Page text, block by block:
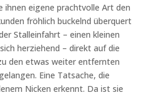
ihnen eigene prachtvolle Art den
fröhlich buckelnd überquert
Stalleinfahrt – einen kleinen
herziehend – direkt auf die
den etwas weiter entfernten
Eine Tatsache, die
Nicken erkennt. Da ist sie